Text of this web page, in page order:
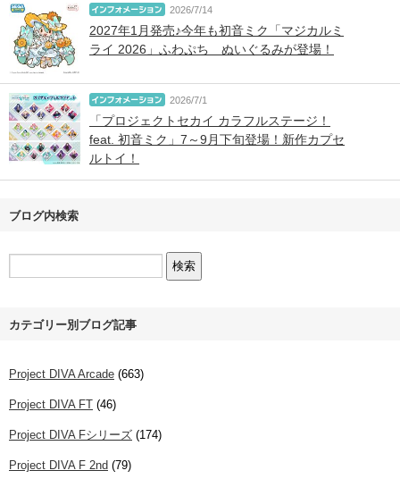
2026/7/14
2027年1月発売♪今年も初音ミク「マジカルミ
ライ 2026」ふわぷち ぬいぐるみが登場！
2026/7/1
「プロジェクトセカイ カラフルステージ！
feat. 初音ミク」7～9月下旬登場！新作カプセ
ルトイ！
ブログ内検索
カテゴリー別ブログ記事
Project DIVA Arcade (663)
Project DIVA FT (46)
Project DIVA Fシリーズ (174)
Project DIVA F 2nd (79)